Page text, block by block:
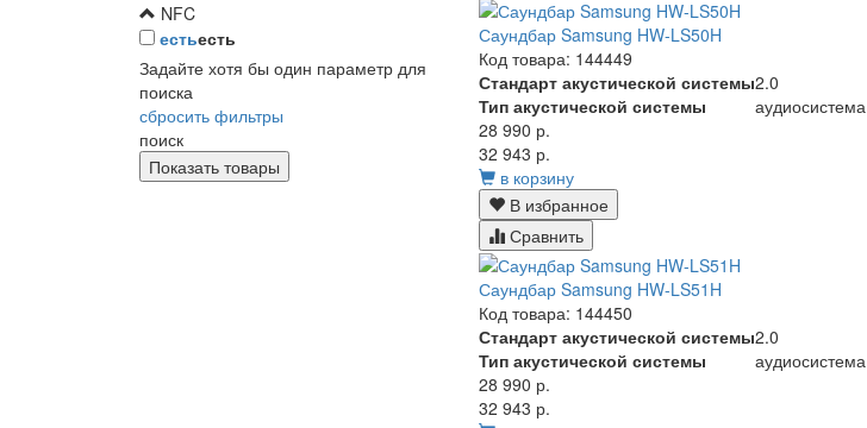
NFC
естьесть
Задайте хотя бы один параметр для
поиска
сбросить фильтры
поиск
Саундбар Samsung HW-LS50H
Код товара: 144449
Стандарт акустической системы2.0
Тип акустической системы
аудиосистема
28 990 р.
32 943 р.
в корзину
В избранное
Сравнить
Саундбар Samsung HW-LS51H
Код товара: 144450
Стандарт акустической системы2.0
Тип акустической системы
аудиосистема
28 990 р.
32 943 р.